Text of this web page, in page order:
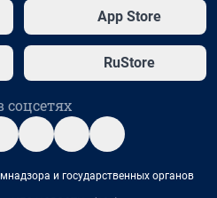
App Store
RuStore
и государственных органов